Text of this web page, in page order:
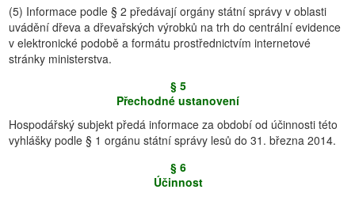
(5) Informace podle § 2 předávají orgány státní správy v oblasti
uvádění dřeva a dřevařských výrobků na trh do centrální evidence
v elektronické podobě a formátu prostřednictvím internetové
stránky ministerstva.
§ 5
Přechodné ustanovení
Hospodářský subjekt předá informace za období od účinnosti této
vyhlášky podle § 1 orgánu státní správy lesů do 31. března 2014.
§ 6
Účinnost